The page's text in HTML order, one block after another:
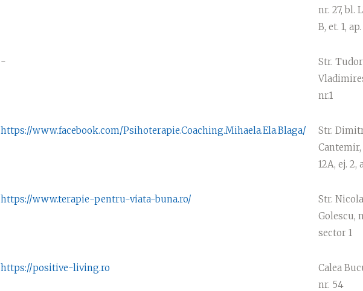
nr. 27, bl.
B, et. 1,
-
Str. Tudor
nr.1
https://www.facebook.com/Psihoterapie.Coaching.Mihaela.Ela.Blaga/
Str.
Cantemir,
12A, ej. 2,
https://www.terapie-pentru-viata-buna.ro/
Str.
Golescu,
sector 1
https://positive-living.ro
Calea
nr. 54